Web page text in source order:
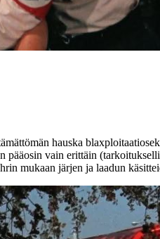
hauska
vain erittäin
mukaan järjen ja laadun